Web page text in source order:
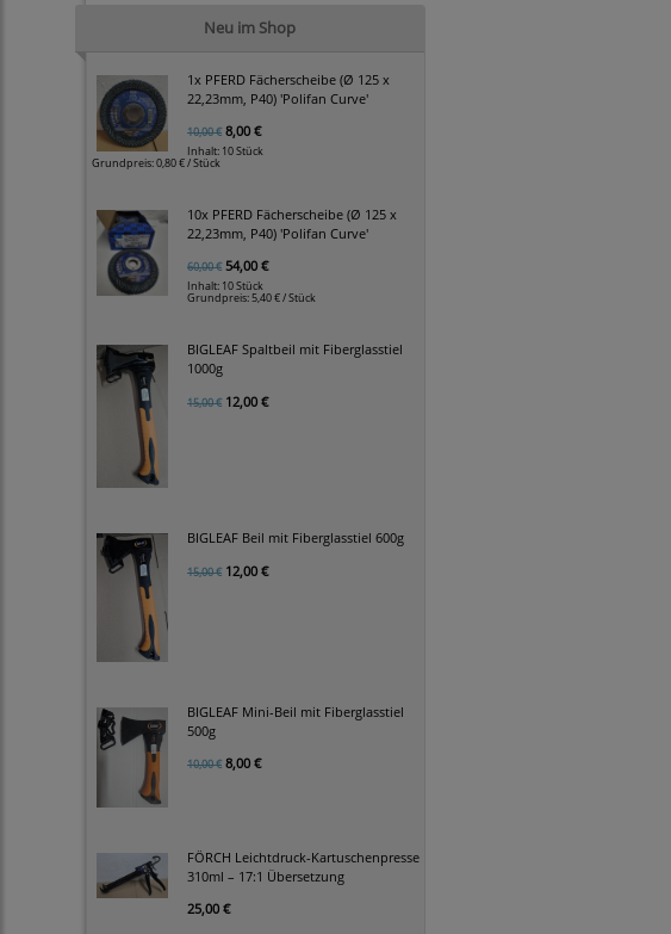
Neu im Shop
1x PFERD Fächerscheibe (Ø 125 x
22,23mm, P40) 'Polifan Curve'
10,00 € 8,00 €
Inhalt: 10 Stück
Grundpreis:0,80 € / Stück
10x PFERD Fächerscheibe (Ø 125 x
22,23mm, P40) 'Polifan Curve'
60,00 € 54,00 €
Inhalt: 10 Stück
Grundpreis:5,40 € / Stück
BIGLEAF Spaltbeil mit Fiberglasstiel
1000g
15,00 € 12,00 €
BIGLEAF Beil mit Fiberglasstiel 600g
15,00 € 12,00 €
BIGLEAF Mini-Beil mit Fiberglasstiel
500g
10,00 € 8,00 €
FÖRCH Leichtdruck-Kartuschenpresse
310ml – 17:1 Übersetzung
25,00 €